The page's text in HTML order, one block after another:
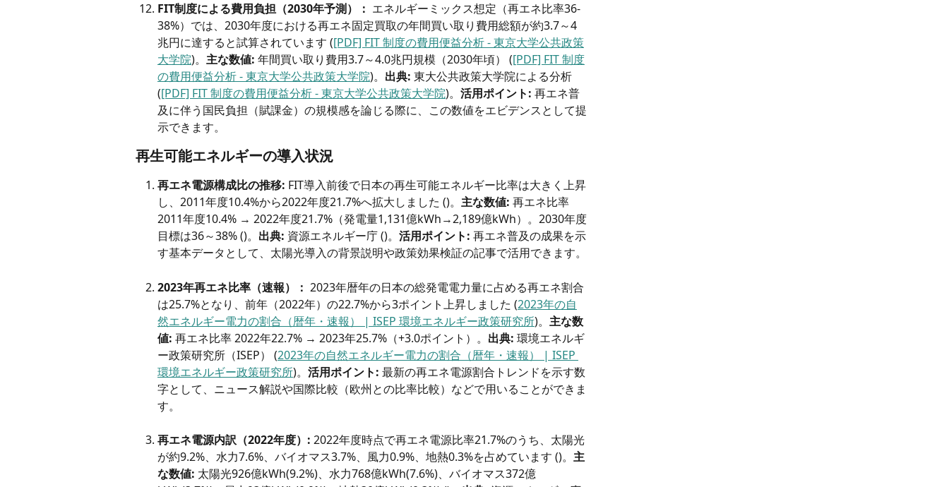
FIT制度による費用負担（2030年予測）： エネルギーミックス想定（再エネ比率36-
38%）では、2030年度における再エネ固定買取の年間買い取り費用総額が約3.7～4
兆円に達すると試算されています ([PDF] FIT 制度の費用便益分析 - 東京大学公共政策
大学院)。 主な数値: 年間買い取り費用3.7～4.0兆円規模（2030年頃） ([PDF] FIT 制度
の費用便益分析 - 東京大学公共政策大学院)。 出典: 東大公共政策大学院による分析
([PDF] FIT 制度の費用便益分析 - 東京大学公共政策大学院)。 活用ポイント: 再エネ普
及に伴う国民負担（賦課金）の規模感を論じる際に、この数値をエビデンスとして提
示できます。
再生可能エネルギーの導入状況
再エネ電源構成比の推移: FIT導入前後で日本の再生可能エネルギー比率は大きく上昇
し、2011年度10.4%から2022年度21.7%へ拡大しました ()。 主な数値: 再エネ比率
2011年度10.4% → 2022年度21.7%（発電量1,131億kWh→2,189億kWh）。2030年度
目標は36～38% ()。 出典: 資源エネルギー庁 ()。 活用ポイント: 再エネ普及の成果を示
す基本データとして、太陽光導入の背景説明や政策効果検証の記事で活用できます。
2023年再エネ比率（速報）： 2023年暦年の日本の総発電電力量に占める再エネ割合
は25.7%となり、前年（2022年）の22.7%から3ポイント上昇しました (2023年の自
然エネルギー電力の割合（暦年・速報） | ISEP 環境エネルギー政策研究所)。 主な数
値: 再エネ比率 2022年22.7% → 2023年25.7%（+3.0ポイント）。 出典: 環境エネルギ
ー政策研究所（ISEP） (2023年の自然エネルギー電力の割合（暦年・速報） | ISEP
環境エネルギー政策研究所)。 活用ポイント: 最新の再エネ電源割合トレンドを示す数
字として、ニュース解説や国際比較（欧州との比率比較）などで用いることができま
す。
再エネ電源内訳（2022年度）: 2022年度時点で再エネ電源比率21.7%のうち、太陽光
が約9.2%、水力7.6%、バイオマス3.7%、風力0.9%、地熱0.3%を占めています ()。 主
な数値: 太陽光926億kWh(9.2%)、水力768億kWh(7.6%)、バイオマス372億